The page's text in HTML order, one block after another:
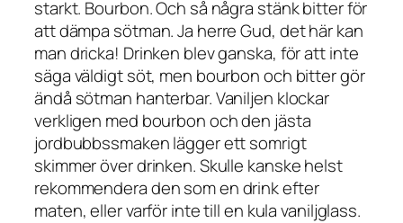
starkt. Bourbon. Och så några stänk bitter för
att dämpa sötman. Ja herre Gud, det här kan
man dricka! Drinken blev ganska, för att inte
säga väldigt söt, men bourbon och bitter gör
ändå sötman hanterbar. Vaniljen klockar
verkligen med bourbon och den jästa
jordbubbssmaken lägger ett somrigt
skimmer över drinken. Skulle kanske helst
rekommendera den som en drink efter
maten, eller varför inte till en kula vaniljglass.